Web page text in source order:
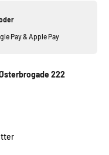
Pay & Apple Pay
222